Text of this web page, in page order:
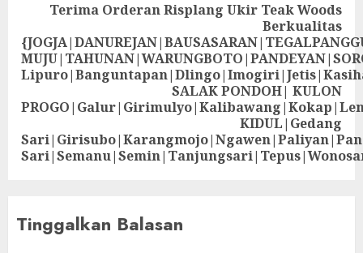
Terima Orderan Risplang Ukir Teak Woods
Berkualitas
SALAK PONDOH| KULON
KIDUL|Gedang
Tinggalkan Balasan